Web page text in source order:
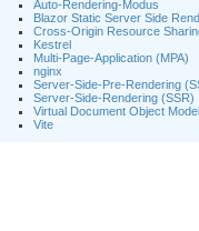
Auto-Rendering-Modus
Blazor Static Server Side
Cross-Origin Resource
Kestrel
Multi-Page-Application (MPA)
nginx
Server-Side-Pre-Rendering
Server-Side-Rendering (SSR)
Virtual Document Object
Vite